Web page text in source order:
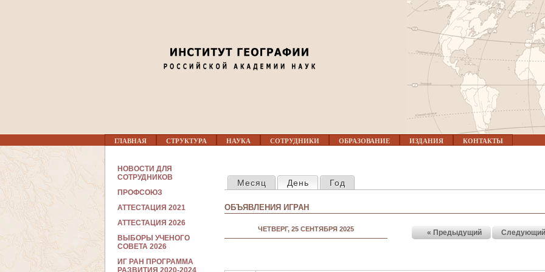
Jump to navigation
Л
ГЛАВНАЯ СТРУКТУРА НАУКА СОТРУДНИКИ ОБРАЗОВАНИЕ ИЗДАНИЯ КОНТАКТЫ
ГЛАВНЫЕ ВКЛАДКИ
Месяц День (активная вкладка)
Год
ОБЪЯВЛЕНИЯ ИГРАН
ЧЕТВЕРГ, 25 СЕНТЯБРЯ 2025 « Предыдущий
М
НОВОСТИ ДЛЯ
СОТРУДНИКОВ
ПРОФСОЮЗ
АТТЕСТАЦИЯ 2021
АТТЕСТАЦИЯ 2026
ВЫБОРЫ УЧЕНОГО
СОВЕТА 2026
ИГ РАН ПРОГРАММА
РАЗВИТИЯ 2020-2024